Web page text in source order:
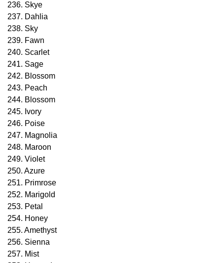
236. Skye
237. Dahlia
238. Sky
239. Fawn
240. Scarlet
241. Sage
242. Blossom
243. Peach
244. Blossom
245. Ivory
246. Poise
247. Magnolia
248. Maroon
249. Violet
250. Azure
251. Primrose
252. Marigold
253. Petal
254. Honey
255. Amethyst
256. Sienna
257. Mist